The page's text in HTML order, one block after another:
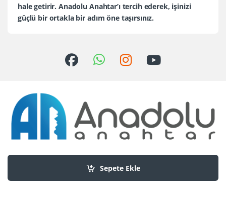
Sepete Ekle
hale getirir. Anadolu Anahtar’ı tercih ederek, işinizi
güçlü bir ortakla bir adım öne taşırsınız.
Sorularınız mı var?
+90 552 436 80 30